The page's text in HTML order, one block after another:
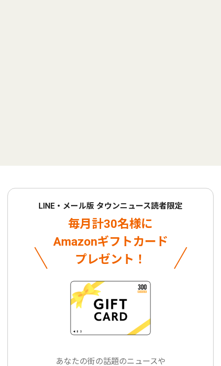
LINE・メール版 タウンニュース読者限定
毎月計30名様に
Amazonギフトカード
プレゼント！
あなたの街の話題のニュースや